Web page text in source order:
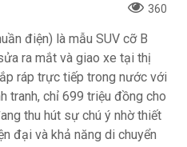
360
điện) là mẫu SUV cỡ B
ra mắt và giao xe tại thị
ráp trực tiếp trong nước với
tranh, chỉ 699 triệu đồng cho
thu hút sự chú ý nhờ thiết
đại và khả năng di chuyển